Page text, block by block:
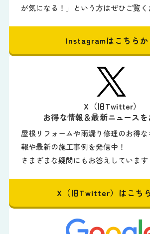
が気になる！」という方はぜひご覧く
Instagramはこちらか
X（旧Twitter）
お得な情報＆最新ニュースを
屋根リフォームや雨漏り修理のお得
報や最新の施工事例を発信中！
さまざまな疑問にもお答えしています
X（旧Twitter）はこち